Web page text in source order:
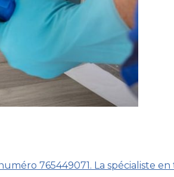
765449071. La spécialiste